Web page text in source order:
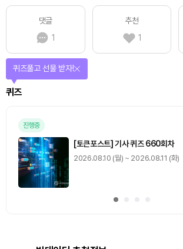
댓글
1
추천
1
미션
매일 미션을 완료하고 보상을 획득!
기사 스탬프